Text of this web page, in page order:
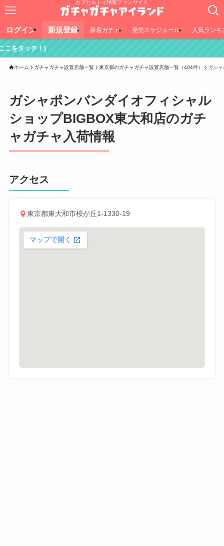
カプセルトイ情報ファンサイト
ログイン 新規登録 新着ガチャ 発売スケジュール 人気ランキ
)
ホーム ガチャガチャ設置店舗一覧 東京都のガチャガチャ設置店舗一覧（404件） ガシ
ガシャポンバンダイオフィシャル
ショップBIGBOX東大和店のガチ
ャガチャ入荷情報
アクセス
東京都東大和市桜が丘1-1330-19